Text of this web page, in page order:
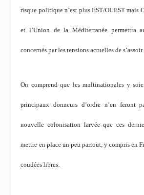
risque politique n’est plus EST/OUEST mais
et l’Union de la Méditerranée permettra
concernés par les tensions actuelles de s’assoir
On comprend que les multinationales y
principaux donneurs d’ordre n’en feront
nouvelle colonisation larvée que ces
mettre en place un peu partout, y compris en
coudées libres.